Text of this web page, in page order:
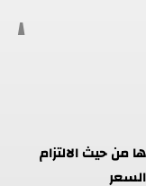
من حيث الالتزام